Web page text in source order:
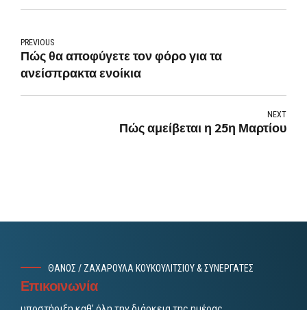
PREVIOUS
Πώς θα αποφύγετε τον φόρο για τα
ανείσπρακτα ενοίκια
NEXT
Πώς αμείβεται η 25η Μαρτίου
ΘΑΝΟΣ / ΖΑΧΑΡΟΥΛΑ ΚΟΥΚΟΥΛΙΤΣΙΟΥ & ΣΥΝΕΡΓΑΤΕΣ
Επικοινωνία